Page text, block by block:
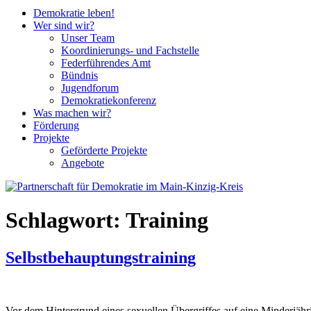
Demokratie leben!
Wer sind wir?
Unser Team
Koordinierungs- und Fachstelle
Federführendes Amt
Bündnis
Jugendforum
Demokratiekonferenz
Was machen wir?
Förderung
Projekte
Geförderte Projekte
Angebote
Schlagwort: Training
Selbstbehauptungstraining